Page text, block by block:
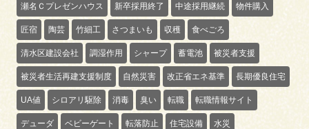
瀬名Ｃプレゼンハウス 新卒採用終了 中途採用継続 物件購入
匠宿 陶芸 竹細工 さつまいも 収穫 食べごろ
清水区建設会社 調湿作用 シャープ 蓄電池 被災者支援
被災者生活再建支援制度 自然災害 改正省エネ基準 長期優良住宅
UA値 シロアリ駆除 消毒 臭い 転職 転職情報サイト
デューダ ベビーゲート 転落防止 住宅設備 水災